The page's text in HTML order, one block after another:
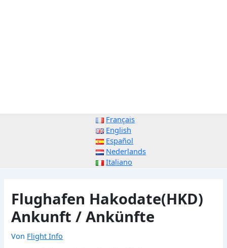
Français
English
Español
Nederlands
Italiano
Flughafen Hakodate(HKD)
Ankunft / Ankünfte
Von Flight Info